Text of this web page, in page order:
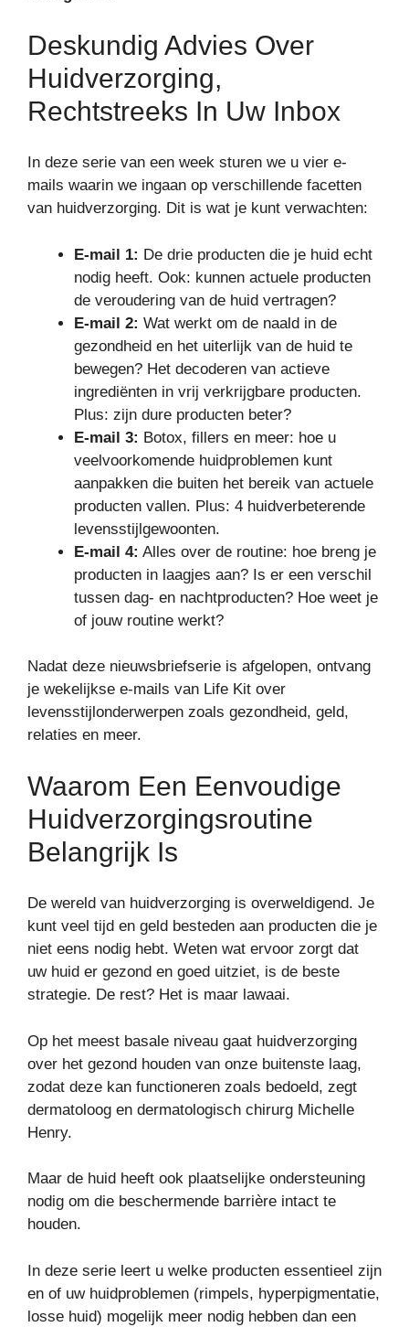
Deskundig Advies Over
Huidverzorging,
Rechtstreeks In Uw Inbox
In deze serie van een week sturen we u vier e-
mails waarin we ingaan op verschillende facetten
van huidverzorging. Dit is wat je kunt verwachten:
E-mail 1: De drie producten die je huid echt
nodig heeft. Ook: kunnen actuele producten
de veroudering van de huid vertragen?
E-mail 2: Wat werkt om de naald in de
gezondheid en het uiterlijk van de huid te
bewegen? Het decoderen van actieve
ingrediënten in vrij verkrijgbare producten.
Plus: zijn dure producten beter?
E-mail 3: Botox, fillers en meer: ​​hoe u
veelvoorkomende huidproblemen kunt
aanpakken die buiten het bereik van actuele
producten vallen. Plus: 4 huidverbeterende
levensstijlgewoonten.
E-mail 4: Alles over de routine: hoe breng je
producten in laagjes aan? Is er een verschil
tussen dag- en nachtproducten? Hoe weet je
of jouw routine werkt?
Nadat deze nieuwsbriefserie is afgelopen, ontvang
je wekelijkse e-mails van Life Kit over
levensstijlonderwerpen zoals gezondheid, geld,
relaties en meer.
Waarom Een ​​eenvoudige
Huidverzorgingsroutine
Belangrijk Is
De wereld van huidverzorging is overweldigend. Je
kunt veel tijd en geld besteden aan producten die je
niet eens nodig hebt. Weten wat ervoor zorgt dat
uw huid er gezond en goed uitziet, is de beste
strategie. De rest? Het is maar lawaai.
Op het meest basale niveau gaat huidverzorging
over het gezond houden van onze buitenste laag,
zodat deze kan functioneren zoals bedoeld, zegt
dermatoloog en dermatologisch chirurg Michelle
Henry.
Maar de huid heeft ook plaatselijke ondersteuning
nodig om die beschermende barrière intact te
houden.
In deze serie leert u welke producten essentieel zijn
en of uw huidproblemen (rimpels, hyperpigmentatie,
losse huid) mogelijk meer nodig hebben dan een